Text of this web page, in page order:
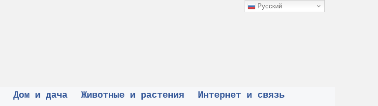
Дом и дача Животные и растения
Интернет и связь
Русский